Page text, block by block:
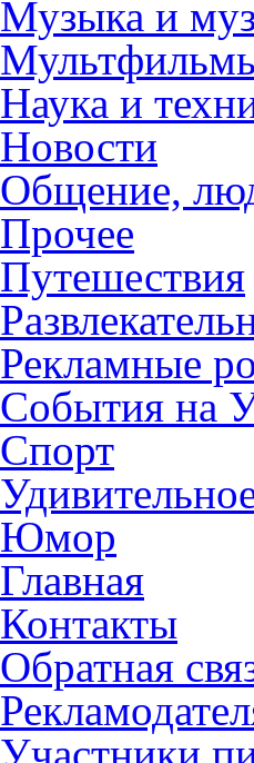
Музыка и
Наука и
Новости
Общение,
Прочее
Путешествия
Рекламные
События на
Спорт
Юмор
Главная
Контакты
Обратная